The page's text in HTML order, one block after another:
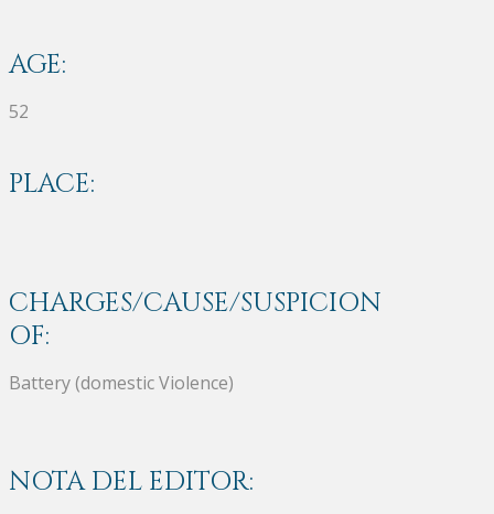
AGE:
52
PLACE:
CHARGES/CAUSE/SUSPICION
OF:
Battery (domestic Violence)
NOTA DEL EDITOR: